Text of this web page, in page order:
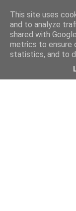
This site uses
and to analyze
shared with
metrics to ensure
statistics, and to